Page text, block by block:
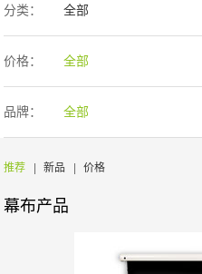
音响产品
专业扩声音箱
声学产品
周边产品
分类： 全部
编织透声幕
价格： 全部
3000-9999
5万-15万
30万-50万
100万以上
品牌： 全部
Screen Excellence
推荐 | 新品 | 价格
幕布产品